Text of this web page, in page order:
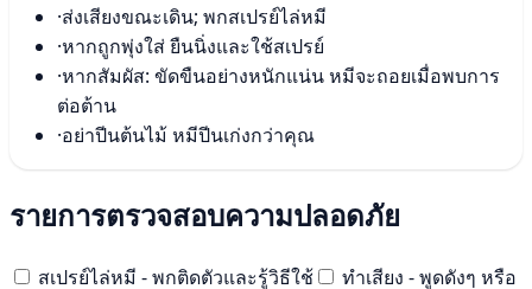
·ส่งเสียงขณะเดิน; พกสเปรย์ไล่หมี
·หากถูกพุ่งใส่ ยืนนิ่งและใช้สเปรย์
·หากสัมผัส: ขัดขืนอย่างหนักแน่น หมีจะถอยเมื่อพบการ
ต่อต้าน
·อย่าปีนต้นไม้ หมีปีนเก่งกว่าคุณ
รายการตรวจสอบความปลอดภัย
สเปรย์ไล่หมี - พกติดตัวและรู้วิธีใช้
ทำเสียง - พูดดังๆ หรือ